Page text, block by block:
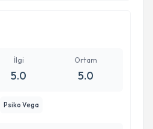
İlgi
5.0
Ortam
5.0
Psiko Vega